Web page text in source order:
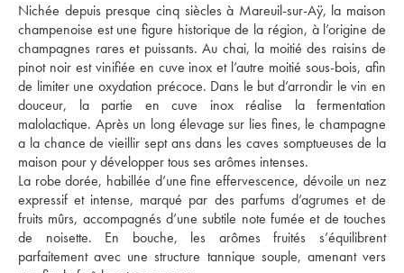
Nichée depuis presque cinq siècles à Mareuil-sur-Aÿ, la maison
champenoise est une figure historique de la région, à l’origine de
champagnes rares et puissants. Au chai, la moitié des raisins de
pinot noir est vinifiée en cuve inox et l’autre moitié sous-bois, afin
de limiter une oxydation précoce. Dans le but d’arrondir le vin en
douceur, la partie en cuve inox réalise la fermentation
malolactique. Après un long élevage sur lies fines, le champagne
a la chance de vieillir sept ans dans les caves somptueuses de la
maison pour y développer tous ses arômes intenses.
La robe dorée, habillée d’une fine effervescence, dévoile un nez
expressif et intense, marqué par des parfums d’agrumes et de
fruits mûrs, accompagnés d’une subtile note fumée et de touches
de noisette. En bouche, les arômes fruités s’équilibrent
parfaitement avec une structure tannique souple, amenant vers